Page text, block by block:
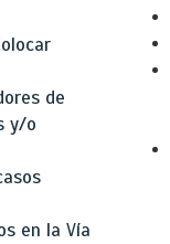
de
y/o
en la Vía